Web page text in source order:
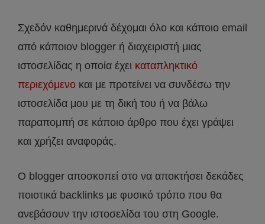
Σχεδόν καθημερινά δέχομαι όλο και κάποιο email
από κάποιον blogger ή διαχειριστή μιας
ιστοσελίδας η οποία έχει καταπληκτικό
περιεχόμενο και με προτείνει να συνδέσω την
ιστοσελίδα μου με τη δική του ή να βάλω
παραπομπή σε κάποιο άρθρο που έχει γράψει
και χρήζει αναφοράς.
Ο blogger αποσκοπεί στο να αποκτήσει δεκάδες
ποιοτικά backlinks με φυσικό τρόπο που θα
ανεβάσουν την ιστοσελίδα του στη Google.